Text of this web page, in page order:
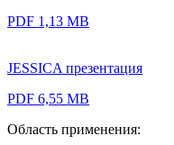
PDF 1,13 MB
JESSICA презентация
PDF 6,55 MB
Область применения: